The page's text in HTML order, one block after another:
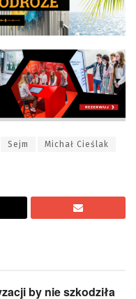
Sejm Michał Cieślak
by nie szkodziła